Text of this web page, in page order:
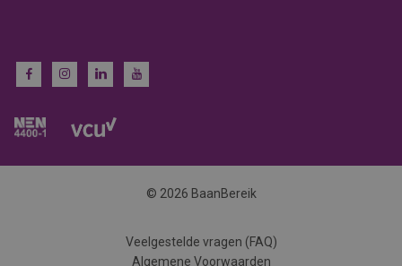
© 2026 BaanBereik
Veelgestelde vragen (FAQ)
Algemene Voorwaarden